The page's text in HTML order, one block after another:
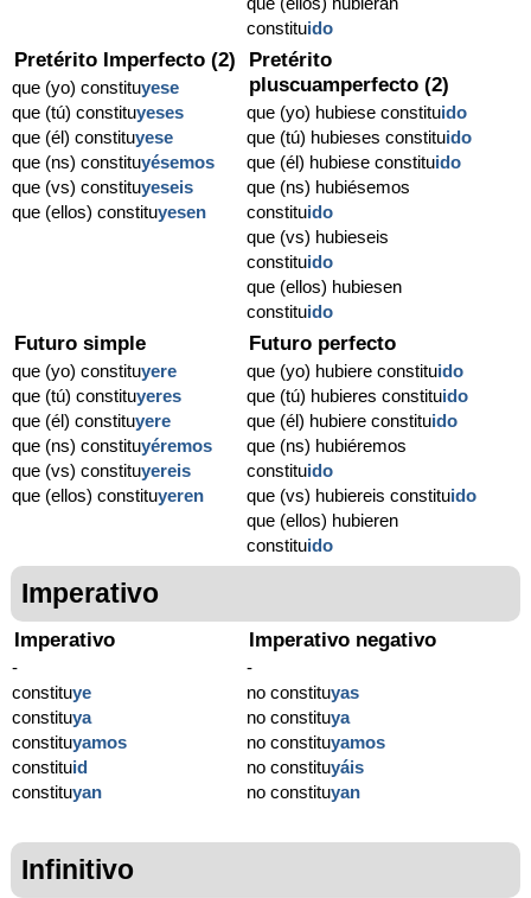
constituido
Pretérito Imperfecto (2)
que (yo) constituyese
que (tú) constituyeses
que (él) constituyese
que (ns) constituyésemos
que (vs) constituyeseis
que (ellos) constituyesen
Pretérito
pluscuamperfecto (2)
que (yo) hubiese constituido
que (tú) hubieses constituido
que (él) hubiese constituido
que (ns) hubiésemos
constituido
que (vs) hubieseis
constituido
que (ellos) hubiesen
constituido
Futuro simple
que (yo) constituyere
que (tú) constituyeres
que (él) constituyere
que (ns) constituyéremos
que (vs) constituyereis
que (ellos) constituyeren
Futuro perfecto
que (yo) hubiere constituido
que (tú) hubieres constituido
que (él) hubiere constituido
que (ns) hubiéremos
constituido
que (vs) hubiereis constituido
que (ellos) hubieren
constituido
Imperativo
Imperativo
-
constituye
constituya
constituyamos
constituid
constituyan
Imperativo negativo
-
no constituyas
no constituya
no constituyamos
no constituyáis
no constituyan
Infinitivo